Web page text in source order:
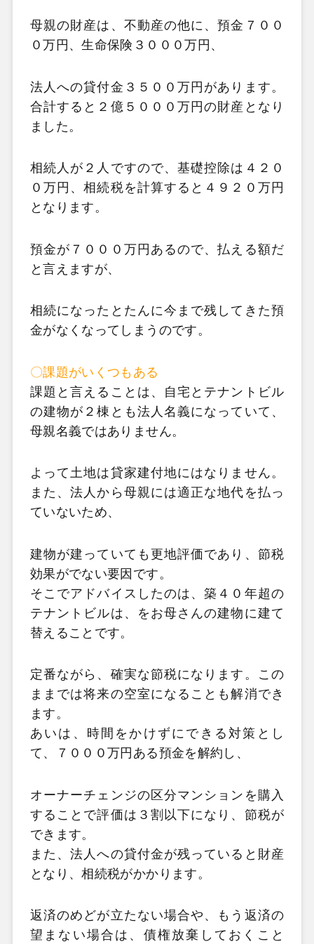
母親の財産は、不動産の他に、預金７００
０万円、生命保険３０００万円、
法人への貸付金３５００万円があります。
合計すると２億５０００万円の財産となり
ました。
相続人が２人ですので、基礎控除は４２０
０万円、相続税を計算すると４９２０万円
となります。
預金が７０００万円あるので、払える額だ
と言えますが、
相続になったとたんに今まで残してきた預
金がなくなってしまうのです。
〇課題がいくつもある
課題と言えることは、自宅とテナントビル
の建物が２棟とも法人名義になっていて、
母親名義ではありません。
よって土地は貸家建付地にはなりません。
また、法人から母親には適正な地代を払っ
ていないため、
建物が建っていても更地評価であり、節税
効果がでない要因です。
そこでアドバイスしたのは、築４０年超の
テナントビルは、をお母さんの建物に建て
替えることです。
定番ながら、確実な節税になります。この
ままでは将来の空室になることも解消でき
ます。
あいは、時間をかけずにできる対策とし
て、７０００万円ある預金を解約し、
オーナーチェンジの区分マンションを購入
することで評価は３割以下になり、節税が
できます。
また、法人への貸付金が残っていると財産
となり、相続税がかかります。
返済のめどが立たない場合や、もう返済の
望まない場合は、債権放棄しておくこと